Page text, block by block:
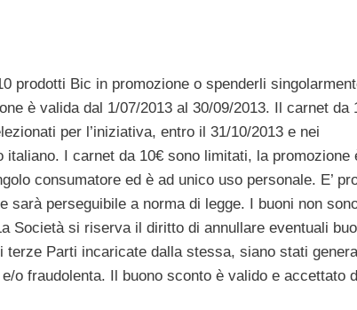
prodotti Bic in promozione o spenderli
è valida dal 1/07/2013 al 30/09/2013. Il carnet da
per l’iniziativa, entro il 31/10/2013 e nei
I carnet da 10€ sono limitati, la promozione
consumatore ed è ad unico uso personale. E’
perseguibile a norma di legge. I buoni non
Società si riserva il diritto di annullare eventuali
Parti incaricate dalla stessa, siano stati
o fraudolenta. Il buono sconto è valido e accettato